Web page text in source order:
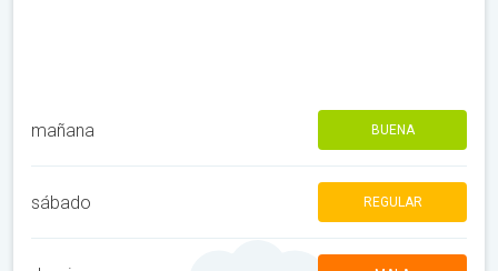
mañana BUENA
sábado REGULAR